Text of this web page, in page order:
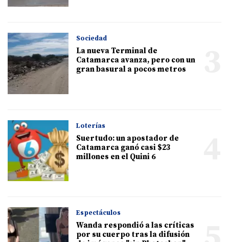
Sociedad
La nueva Terminal de
Catamarca avanza, pero con un
gran basural a pocos metros
Loterías
Suertudo: un apostador de
Catamarca ganó casi $23
millones en el Quini 6
Espectáculos
Wanda respondió a las críticas
por su cuerpo tras la difusión